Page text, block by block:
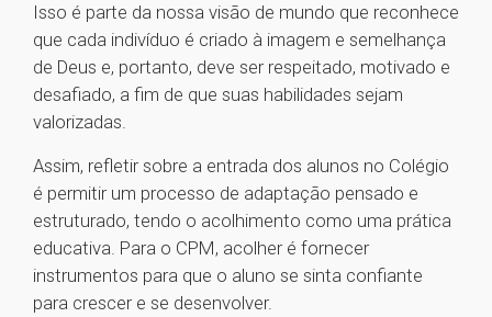
Isso é parte da nossa visão de mundo que reconhece
que cada indivíduo é criado à imagem e semelhança
de Deus e, portanto, deve ser respeitado, motivado e
desafiado, a fim de que suas habilidades sejam
valorizadas.
Assim, refletir sobre a entrada dos alunos no Colégio
é permitir um processo de adaptação pensado e
estruturado, tendo o acolhimento como uma prática
educativa. Para o CPM, acolher é fornecer
instrumentos para que o aluno se sinta confiante
para crescer e se desenvolver.